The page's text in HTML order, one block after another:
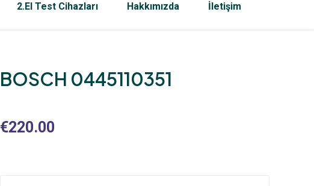
2.El Test Cihazları Hakkımızda İletişim
BOSCH 0445110351
€220.00